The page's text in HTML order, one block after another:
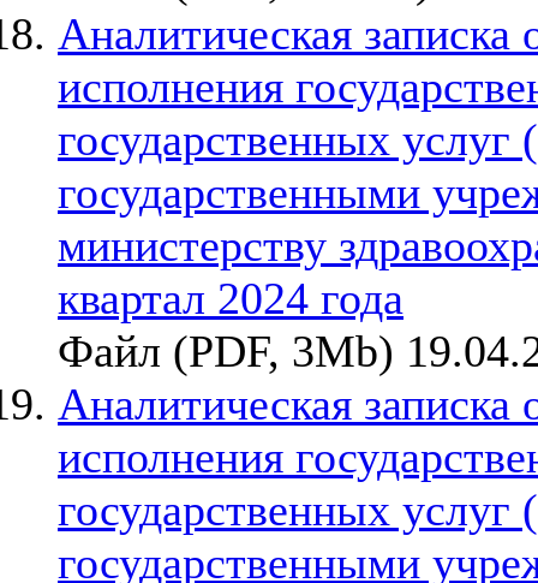
Аналитическая записка
исполнения
государственных
государственными
министерству
квартал 2024 года
Файл (PDF, 3Mb)
Аналитическая записка
исполнения
государственных
государственными